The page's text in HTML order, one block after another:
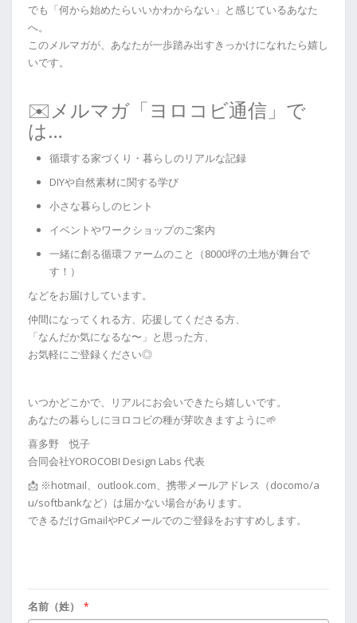
でも「何から始めたらいいかわからない」と感じているあなた
へ。
このメルマガが、あなたが一歩踏み出すきっかけになれたら嬉し
いです。
✉️メルマガ「ヨロコビ通信」で
は…
循環する家づくり・暮らしのリアルな記録
DIYや自然素材に関する学び
小さな暮らしのヒント
イベントやワークショップのご案内
一緒に創る循環ファームのこと（8000坪の土地が舞台で
す！）
などをお届けしています。
仲間になってくれる方、応援してくださる方、
「なんだか気になるな〜」と思った方、
お気軽にご登録ください◎
いつかどこかで、リアルにお会いできたら嬉しいです。
あなたの暮らしにヨロコビの種が芽吹きますように🌱
喜多野 悦子
合同会社YOROCOBI Design Labs 代表
📩 ※hotmail、outlook.com、携帯メールアドレス（docomo/a
u/softbankなど）は届かない場合があります。
できるだけGmailやPCメールでのご登録をおすすめします。
名前（姓） *